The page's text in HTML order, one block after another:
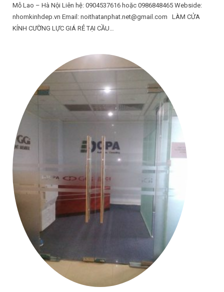
Mỗ Lao – Hà Nội Liên hệ: 0904537616 hoặc 0986848465 Webside:
nhomkinhdep.vn Email: noithatanphat.net@gmail.com LÀM CỬA
KÍNH CƯỜNG LỰC GIÁ RẺ TẠI CẦU…